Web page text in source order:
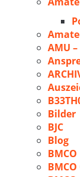
AMU –
Bilder
BJC
Blog
BMCO